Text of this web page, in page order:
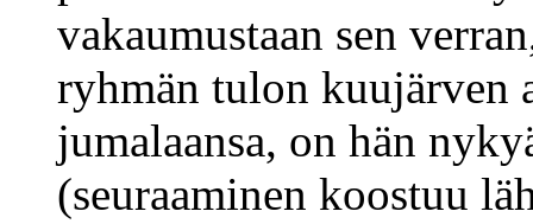
vakaumustaan sen
ryhmän tulon kuujärven
jumalaansa, on hän
(seuraaminen koostuu